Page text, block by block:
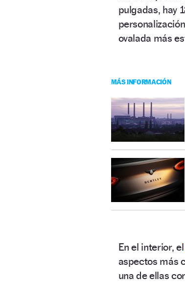
pulgadas, hay
ovalada más
MÁS INFORMACIÓN
En el interior, el
aspectos más
una de ellas